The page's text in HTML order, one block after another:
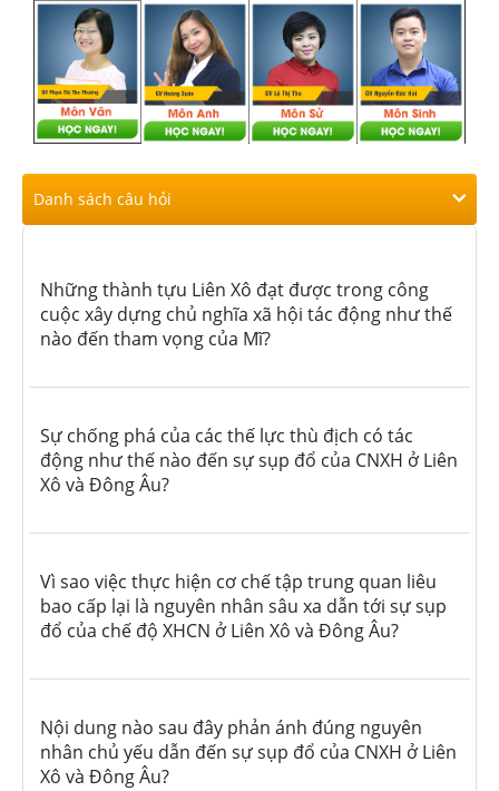
Danh sách câu hỏi
Những thành tựu Liên Xô đạt được trong công
cuộc xây dựng chủ nghĩa xã hội tác động như thế
nào đến tham vọng của Mĩ?
Sự chống phá của các thế lực thù địch có tác
động như thế nào đến sự sụp đổ của CNXH ở Liên
Xô và Đông Âu?
Vì sao việc thực hiện cơ chế tập trung quan liêu
bao cấp lại là nguyên nhân sâu xa dẫn tới sự sụp
đổ của chế độ XHCN ở Liên Xô và Đông Âu?
Nội dung nào sau đây phản ánh đúng nguyên
nhân chủ yếu dẫn đến sự sụp đổ của CNXH ở Liên
Xô và Đông Âu?